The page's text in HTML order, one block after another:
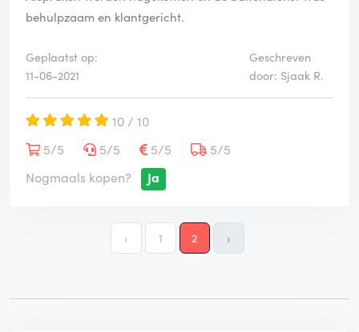
behulpzaam en klantgericht.
Geplaatst op:
11-06-2021
Geschreven
door: Sjaak R.
10 / 10
5/5
5/5 5/5
5/5
Nogmaals kopen?
Ja
‹ 1 2 ›